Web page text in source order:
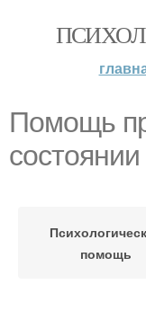
Помощь
состоянии
помощь